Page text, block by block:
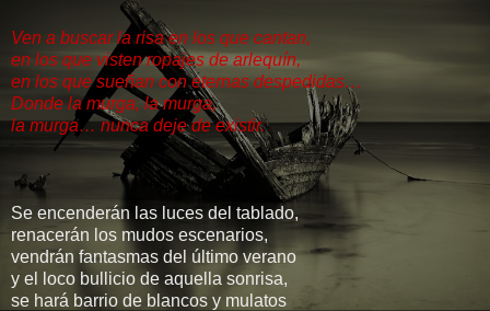
Ven a buscar la risa en los que cantan,
en los que visten ropajes de arlequín,
en los que sueñan con eternas despedidas…
Donde la murga, la murga,
la murga… nunca deje de existir.
Se encenderán las luces del tablado,
renacerán los mudos escenarios,
vendrán fantasmas del último verano
y el loco bullicio de aquella sonrisa,
se hará barrio de blancos y mulatos